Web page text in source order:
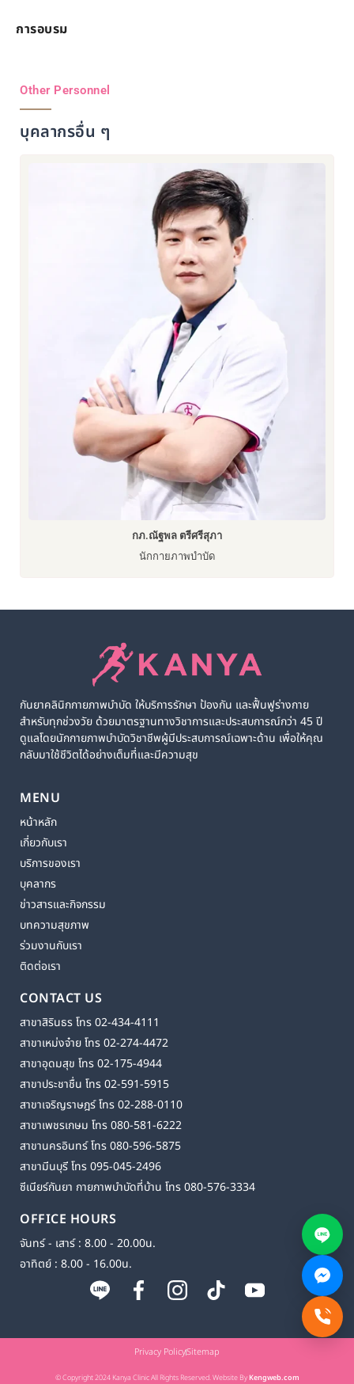
การอบรม
Other Personnel
บุคลากรอื่น ๆ
กภ.ณัฐพล ตรีศรีสุภา
นักกายภาพบำบัด
กันยาคลินิกกายภาพบำบัด ให้บริการรักษา ป้องกัน และฟื้นฟูร่างกาย
สำหรับทุกช่วงวัย ด้วยมาตรฐานทางวิชาการและประสบการณ์กว่า 45 ปี
ดูแลโดยนักกายภาพบำบัดวิชาชีพผู้มีประสบการณ์เฉพาะด้าน เพื่อให้คุณ
กลับมาใช้ชีวิตได้อย่างเต็มที่และมีความสุข
MENU
หน้าหลัก
เกี่ยวกับเรา
บริการของเรา
บุคลากร
ข่าวสารและกิจกรรม
บทความสุขภาพ
ร่วมงานกับเรา
ติดต่อเรา
CONTACT US
สาขาสิรินธร โทร 02-434-4111
สาขาเหม่งจ๋าย โทร 02-274-4472
สาขาอุดมสุข โทร 02-175-4944
สาขาประชาชื่น โทร 02-591-5915
สาขาเจริญราษฎร์ โทร 02-288-0110
สาขาเพชรเกษม โทร 080-581-6222
สาขานครอินทร์ โทร 080-596-5875
สาขามีนบุรี โทร 095-045-2496
ซีเนียร์กันยา กายภาพบำบัดที่บ้าน โทร 080-576-3334
OFFICE HOURS
จันทร์ - เสาร์ : 8.00 - 20.00น.
อาทิตย์ : 8.00 - 16.00น.
© Copyright 2024 Kanya Clinic All Rights Reserved. Website ByKengweb.com
Privacy PolicySitemap